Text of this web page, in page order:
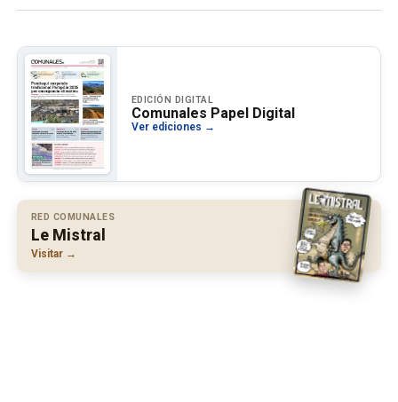
EDICIÓN DIGITAL
Comunales Papel Digital
Ver ediciones →
RED COMUNALES
Le Mistral
Visitar →